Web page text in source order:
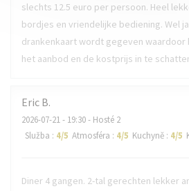
slechts 12.5 euro per persoon. Heel
bordjes en vriendelijke bediening. Wel
drankenkaart wordt gegeven waardoor
het aanbod en de kostprijs in te
Eric B
2026-07-21- 19:30 - Hosté 2
Služba : 4/5 Atmosféra : 4/5 Kuchyně : 4/5
Diner 4 gangen. 2-tal gerechten lekker